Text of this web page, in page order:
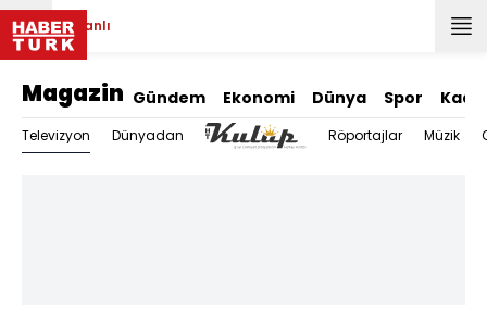
Canlı
Magazin Gündem Ekonomi Dünya Spor
Televizyon Dünyadan Röportajlar Müzik